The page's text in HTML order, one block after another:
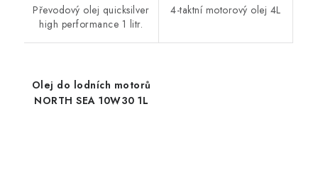
Převodový olej quicksilver
high performance 1 litr.
4-taktní motorový olej 4L
Olej do lodních motorů
NORTH SEA 10W30 1L